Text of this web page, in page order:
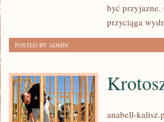
być przyjazne.
przyciąga
POSTED BY ADMIN
anabell-